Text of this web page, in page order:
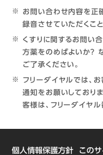
お問い合わせ内容を正
録音させていただくこ
くすりに関するお問い
方薬をのめばよいか？
ご了承ください。
フリーダイヤルでは、
通知をお願いしており
客様は、フリーダイヤ
個人情報保護方針 このサ